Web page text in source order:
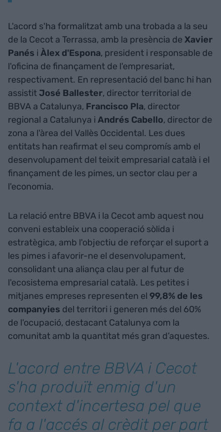
L'acord s'ha formalitzat amb una trobada a la seu
de la Cecot a Terrassa, amb la presència de Xavier
Panés i Àlex d'Espona, president i responsable de
l'oficina de finançament de l'empresariat,
respectivament. En representació del banc hi han
assistitJosé Ballester, director territorial de
BBVA a Catalunya, Francisco Pla, director
regional a Catalunya i Andrés Cabello, director de
zona a l'àrea del Vallès Occidental. Les dues
entitats han reafirmat el seu compromís amb el
desenvolupament del teixit empresarial català i el
finançament de les pimes, un sector clau per a
l'economia.
La relació entre BBVA i la Cecot amb aquest nou
conveni estableix una cooperació sòlida i
estratègica, amb l'objectiu de reforçar el suport a
les pimes i afavorir-ne el desenvolupament,
consolidant una aliança clau per al futur de
l'ecosistema empresarial català. Les petites i
mitjanes empreses representen el 99,8% de les
companyies del territori i generen més del 60%
de l'ocupació, destacant Catalunya com la
comunitat amb la quantitat més gran d’aquestes.
L'acord entre BBVA i Cecot
s'ha produït enmig d'un
context d'incertesa pel que
fa a l'accés al crèdit per part